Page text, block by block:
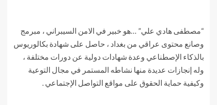
“مصطفى هادي علي” …هو خبير في الامن السيبراني ، مبرمج
وصانع محتوى عراقي من بغداد ، حاصل على شهادة بكالوريوس
بالذكاء الإصطناعي وعدة شهادات دولية عن دورات مختلفة ،
وله إنجازات عديدة منها نشاطه المستمر في مجال التوعية
وكيفية حماية الحقوق على مواقع التواصل الإجتماعي .